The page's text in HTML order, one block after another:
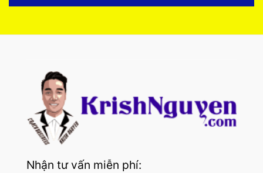
Nhận tư vấn miễn phí: